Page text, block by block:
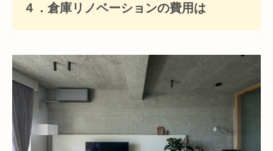
４．倉庫リノベーションの費用は